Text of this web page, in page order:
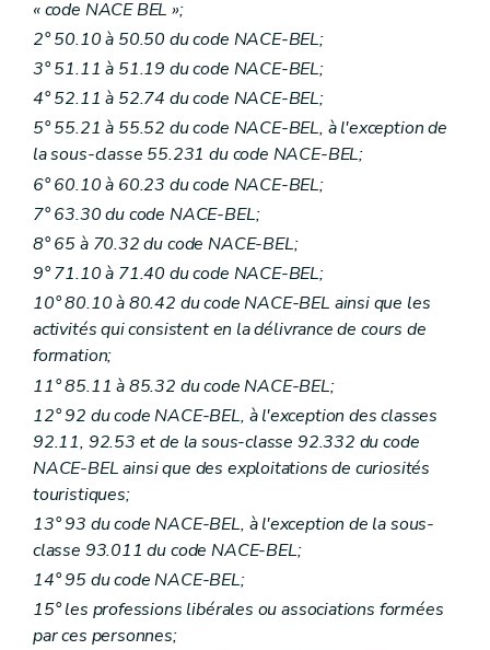
« code NACE BEL »;
2° 50.10 à 50.50 du code NACE-BEL;
3° 51.11 à 51.19 du code NACE-BEL;
4° 52.11 à 52.74 du code NACE-BEL;
5° 55.21 à 55.52 du code NACE-BEL, à l'exception de
la sous-classe 55.231 du code NACE-BEL;
6° 60.10 à 60.23 du code NACE-BEL;
7° 63.30 du code NACE-BEL;
8° 65 à 70.32 du code NACE-BEL;
9° 71.10 à 71.40 du code NACE-BEL;
10° 80.10 à 80.42 du code NACE-BEL ainsi que les
activités qui consistent en la délivrance de cours de
formation;
11° 85.11 à 85.32 du code NACE-BEL;
12° 92 du code NACE-BEL, à l'exception des classes
92.11, 92.53 et de la sous-classe 92.332 du code
NACE-BEL ainsi que des exploitations de curiosités
touristiques;
13° 93 du code NACE-BEL, à l'exception de la sous-
classe 93.011 du code NACE-BEL;
14° 95 du code NACE-BEL;
15° les professions libérales ou associations formées
par ces personnes;